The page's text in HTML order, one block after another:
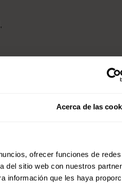
Acerca de las
ofrecer funciones de
del sitio web con nuestros
información que les haya